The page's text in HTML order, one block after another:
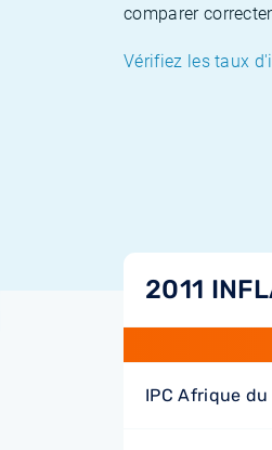
comparer
Vérifiez les taux
2011
IPC Afrique du